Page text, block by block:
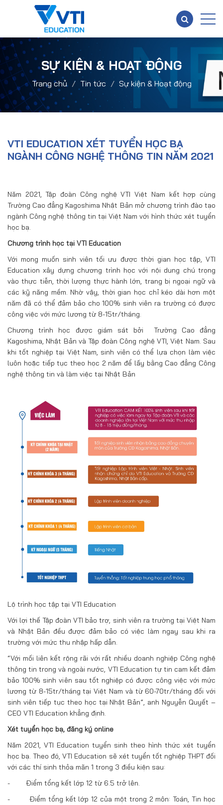
SỰ KIỆN & HOẠT ĐỘNG
Trang chủ Tin tức Sự kiện & Hoạt động
VTI EDUCATION XÉT TUYỂN HỌC BẠ
NGÀNH CÔNG NGHỆ THÔNG TIN NĂM 2021
Năm 2021, Tập đoàn Công nghệ VTI Việt Nam kết hợp cùng
Trường Cao đẳng Kagoshima Nhật Bản mở chương trình đào tạo
ngành Công nghệ thông tin tại Việt Nam với hình thức xét tuyển
học bạ.
Chương trình học tại VTI Education
Với mong muốn sinh viên tối ưu được thời gian học tập, VTI
Education xây dựng chương trình học với nội dung chú trọng
vào thực tiễn, thời lượng thực hành lớn, trang bị ngoại ngữ và
các kỹ năng mềm. Nhờ vậy, thời gian học chỉ kéo dài hơn một
năm đã có thể đảm bảo cho 100% sinh viên ra trường có được
công việc với mức lương từ 8-15tr/tháng.
Chương trình học được giám sát bởi Trường Cao đẳng
Kagoshima, Nhật Bản và Tập đoàn Công nghệ VTI, Việt Nam. Sau
khi tốt nghiệp tại Việt Nam, sinh viên có thể lựa chọn làm việc
luôn hoặc tiếp tục theo học 2 năm để lấy bằng Cao đẳng Công
nghệ thông tin và làm việc tại Nhật Bản
Lộ trình học tập tại VTI Education
Với lợi thế Tập đoàn VTI bảo trợ, sinh viên ra trường tại Việt Nam
và Nhật Bản đều được đảm bảo có việc làm ngay sau khi ra
trường với mức thu nhập hấp dẫn.
“Với mối liên kết rộng rãi với rất nhiều doanh nghiệp Công nghệ
thông tin trong và ngoài nước, VTI Education tự tin cam kết đảm
bảo 100% sinh viên sau tốt nghiệp có được công việc với mức
lương từ 8-15tr/tháng tại Việt Nam và từ 60-70tr/tháng đối với
sinh viên tiếp tục theo học tại Nhật Bản”, anh Nguyễn Quyết –
CEO VTI Education khẳng định.
Xét tuyển học bạ, đăng ký online
Năm 2021, VTI Education tuyển sinh theo hình thức xét tuyển
học bạ. Theo đó, VTI Education sẽ xét tuyển tốt nghiệp THPT đối
với các thí sinh thỏa mãn 1 trong 3 điều kiện sau:
- Điểm tổng kết lớp 12 từ 6.5 trở lên.
- Điểm tổng kết lớp 12 của một trong 2 môn: Toán, Tin học